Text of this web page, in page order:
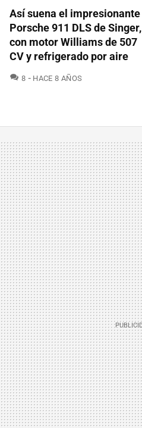
Así suena el impresionante
Porsche 911 DLS de Singer,
con motor Williams de 507
CV y refrigerado por aire
8 COMENTARIOS
HACE 8 AÑOS